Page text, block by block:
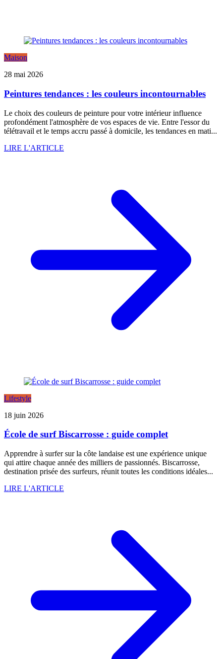
Maison
28 mai 2026
Peintures tendances : les couleurs incontournables
Le choix des couleurs de peinture pour votre intérieur influence
profondément l'atmosphère de vos espaces de vie. Entre l'essor du
télétravail et le temps accru passé à domicile, les tendances en mati...
LIRE L'ARTICLE
Lifestyle
18 juin 2026
École de surf Biscarrosse : guide complet
Apprendre à surfer sur la côte landaise est une expérience unique
qui attire chaque année des milliers de passionnés. Biscarrosse,
destination prisée des surfeurs, réunit toutes les conditions idéales...
LIRE L'ARTICLE